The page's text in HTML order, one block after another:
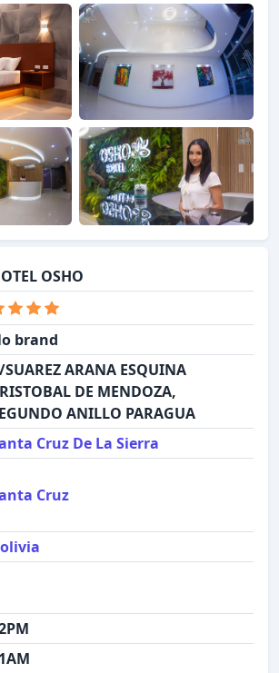
OSHO
brand
SUAREZ ARANA ESQUINA
DE MENDOZA,
ANILLO PARAGUA
Cruz De La Sierra
Cruz